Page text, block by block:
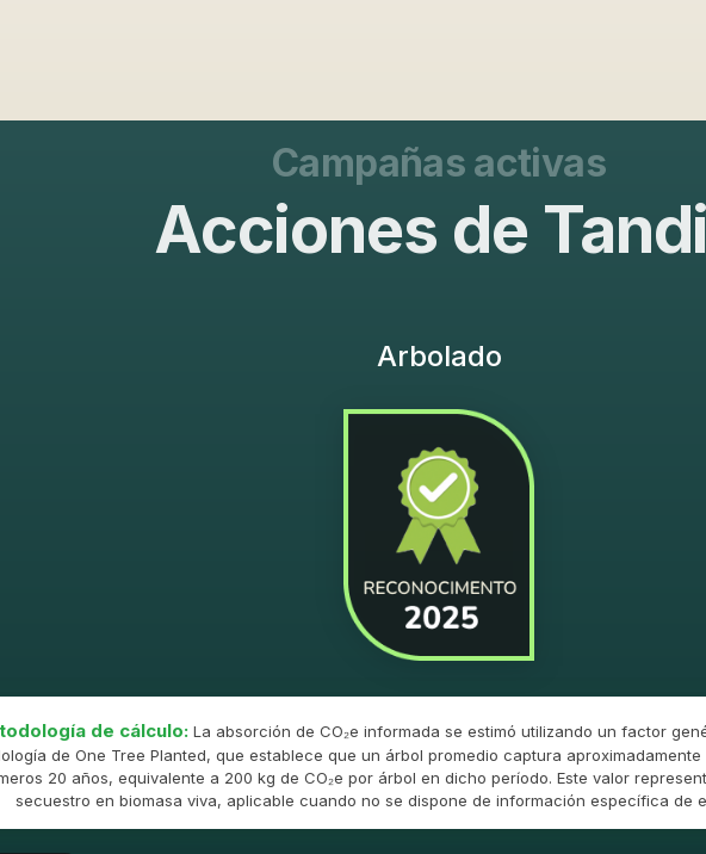
Campañas activas
Acciones de
Arbolado
de cálculo:La absorción de CO₂e informada se estimó utilizando un factor
de One Tree Planted, que establece que un árbol promedio captura aproximadamente
20 años, equivalente a 200 kg de CO₂e por árbol en dicho período. Este valor
secuestro en biomasa viva, aplicable cuando no se dispone de información específica de